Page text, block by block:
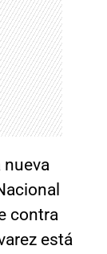
nueva
contra
está